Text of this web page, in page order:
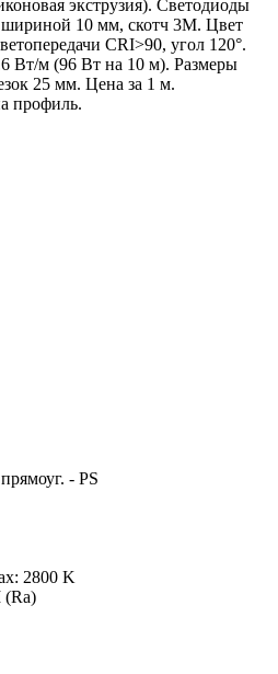
экструзия). Светодиоды
шириной 10 мм, скотч 3M. Цвет
CRI>90, угол 120°.
Вт/м (96 Вт на 10 м). Размеры
25 мм. Цена за 1 м.
профиль.
- PS
2800 K
(Ra)